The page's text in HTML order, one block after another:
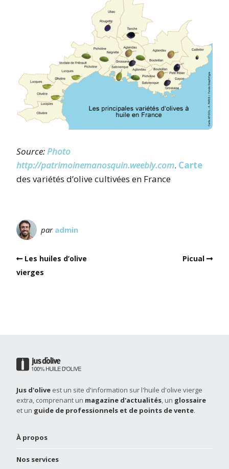
Source:Photo
http://patrimoinemanosquin.weebly.com. Carte
des variétés d’olive cultivées en France
par admin
Les huiles d’olive
vierges
Picual
Jus d'olive est un site d'information sur l'huile d'olive vierge
extra, comprenant un magazine d'actualités, un glossaire
et un guide de professionnels et de points de vente.
À propos
Nos services